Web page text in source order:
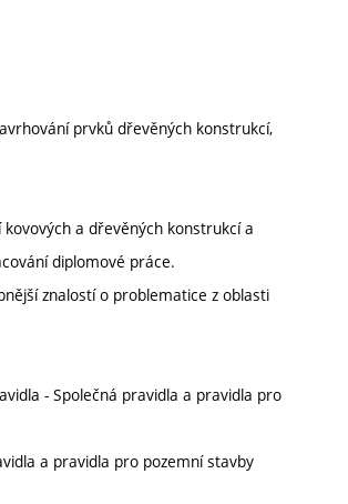
prvků dřevěných konstrukcí,
a dřevěných konstrukcí a
diplomové práce.
znalostí o problematice z oblasti
- Společná pravidla a pravidla pro
a pravidla pro pozemní stavby